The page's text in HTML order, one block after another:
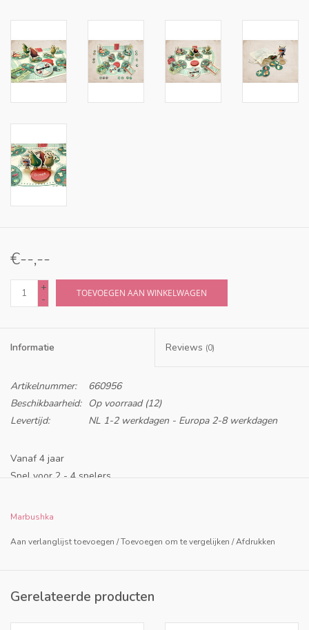
€--,--
+
-
TOEVOEGEN AAN WINKELWAGEN
Informatie Reviews (0)
Artikelnummer:
660956
Beschikbaarheid:
Op voorraad(12)
Levertijd:
NL 1-2 werkdagen - Europa 2-8 werkdagen
Vanaf 4 jaar
Spel voor 2 - 4 spelers
Inhoud:
- 24 objecten
- 10 wanordekaarten
Marbushka
Aan verlanglijst toevoegen /Toevoegen om te vergelijken /Afdrukken
Gerelateerde producten